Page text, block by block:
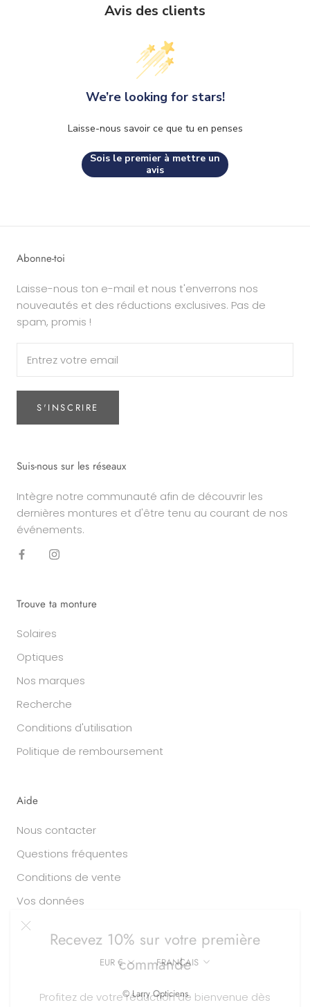
commande
100€ d'achat sur toute notre sélection (hors
Avis des clients
We’re looking for stars!
Laisse-nous savoir ce que tu en penses
Sois le premier à mettre un
avis
Abonne-toi
Laisse-nous ton e-mail et nous t'enverrons nos
nouveautés et des réductions exclusives. Pas de
spam, promis !
S'INSCRIRE
Suis-nous sur les réseaux
Intègre notre communauté afin de découvrir les
dernières montures et d'être tenu au courant de nos
événements.
Trouve ta monture
Solaires
Optiques
Nos marques
Recherche
Conditions d'utilisation
Politique de remboursement
Aide
Nous contacter
Questions fréquentes
Conditions de vente
Vos données
Devise
EUR € Langue
FRANÇAIS
© Larry Opticiens